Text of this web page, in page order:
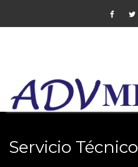
Servicio Técnico